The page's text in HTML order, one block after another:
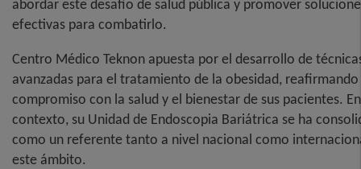
abordar este desafío de salud pública y promover
efectivas para combatirlo.
Centro Médico Teknon apuesta por el desarrollo de
avanzadas para el tratamiento de la obesidad, reafirmando
compromiso con la salud y el bienestar de sus pacientes.
contexto, su Unidad de Endoscopia Bariátrica se ha
como un referente tanto a nivel nacional como
este ámbito.